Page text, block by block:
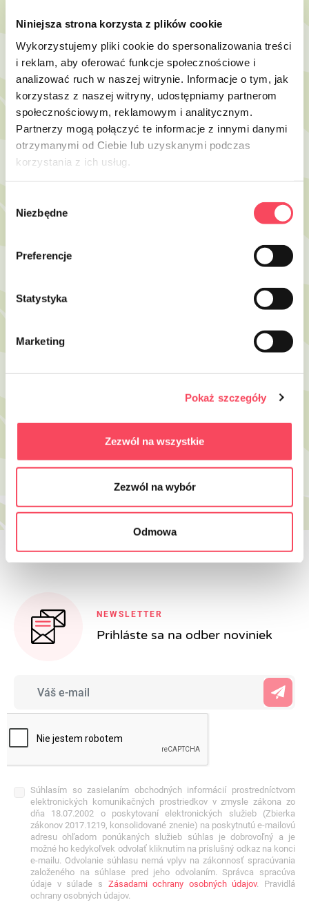
Niniejsza strona korzysta z plików cookie
Wykorzystujemy pliki cookie do spersonalizowania treści
i reklam, aby oferować funkcje społecznościowe i
analizować ruch w naszej witrynie. Informacje o tym, jak
korzystasz z naszej witryny, udostępniamy partnerom
społecznościowym, reklamowym i analitycznym.
Partnerzy mogą połączyć te informacje z innymi danymi
otrzymanymi od Ciebie lub uzyskanymi podczas
korzystania z ich usług.
zgody
Niezbędne
Preferencje
Statystyka
Marketing
Pokaż szczegóły
Zezwól na wszystkie
Zezwól na wybór
Odmowa
7315149
viGO! Bio sada papierové tácky
13x20cm (36) + drevené vidličky (6) a
nože (6)
11,99 złbrutto
+
7315151
viGO! Bio sada papierové tácky
13x20cm (20) + drevené vidličky (6) a
nože (6)
11,99 złbrutto
- +
11,99 złbrutto
- + - +
NEWSLETTER
Prihláste sa na odber noviniek
Súhlasím so zasielaním obchodných informácií prostredníctvom
elektronických komunikačných prostriedkov v zmysle zákona zo
dňa 18.07.2002 o poskytovaní elektronických služieb (Zbierka
zákonov 2017.1219, konsolidované znenie) na poskytnutú e-mailovú
adresu ohľadom ponúkaných služieb súhlas je dobrovoľný a je
možné ho kedykoľvek odvolať kliknutím na príslušný odkaz na konci
e-mailu. Odvolanie súhlasu nemá vplyv na zákonnosť spracúvania
založeného na súhlase pred jeho odvolaním. Správca spracúva
údaje v súlade s Zásadami ochrany osobných údajov. Pravidlá
ochrany osobných údajov.